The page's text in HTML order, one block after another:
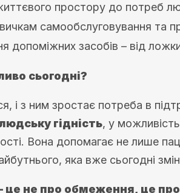
простору до потреб
самообслуговування та
допоміжних засобів – від
сьогодні?
і з ним зростає потреба в
гідність, у
Вона допомагає не лише
яка вже сьогодні
це не про обмеження, це